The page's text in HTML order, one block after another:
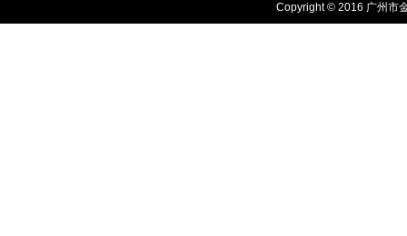
Copyright © 2016 广州市